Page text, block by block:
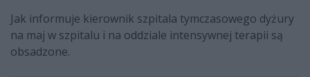
Jak informuje kierownik szpitala tymczasowego dyżury
na maj w szpitalu i na oddziale intensywnej terapii są
obsadzone.